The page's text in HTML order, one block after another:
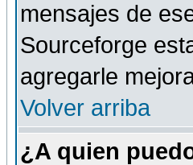
mensajes de
Sourceforge
agregarle
Volver arriba
¿A quien